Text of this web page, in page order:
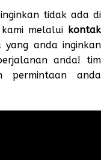
tidak ada di
melalui kontak
yang anda inginkan
anda! tim
permintaan anda